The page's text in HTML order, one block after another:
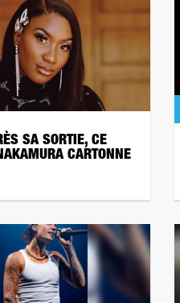
SA SORTIE, CE
CARTONNE